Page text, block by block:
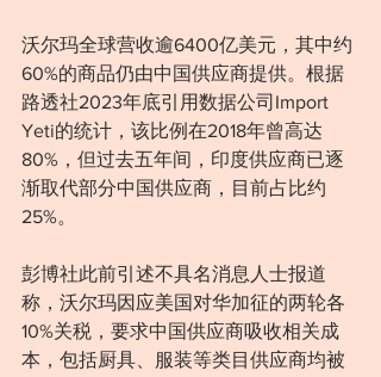
沃尔玛全球营收逾6400亿美元，其中约
60%的商品仍由中国供应商提供。根据
路透社2023年底引用数据公司Import
Yeti的统计，该比例在2018年曾高达
80%，但过去五年间，印度供应商已逐
渐取代部分中国供应商，目前占比约
25%。
彭博社此前引述不具名消息人士报道
称，沃尔玛因应美国对华加征的两轮各
10%关税，要求中国供应商吸收相关成
本，包括厨具、服装等类目供应商均被